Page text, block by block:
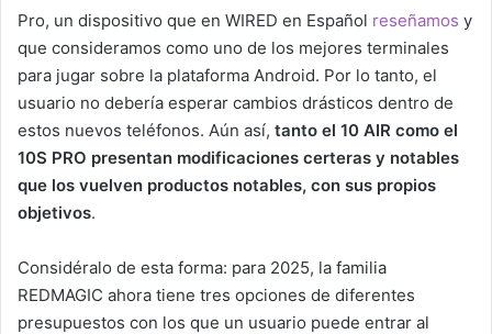
Pro, un dispositivo que en WIRED en Español reseñamos y
que consideramos como uno de los mejores terminales
para jugar sobre la plataforma Android. Por lo tanto, el
usuario no debería esperar cambios drásticos dentro de
estos nuevos teléfonos. Aún así, tanto el 10 AIR como el
10S PRO presentan modificaciones certeras y notables
que los vuelven productos notables, con sus propios
objetivos.
Considéralo de esta forma: para 2025, la familia
REDMAGIC ahora tiene tres opciones de diferentes
presupuestos con los que un usuario puede entrar al